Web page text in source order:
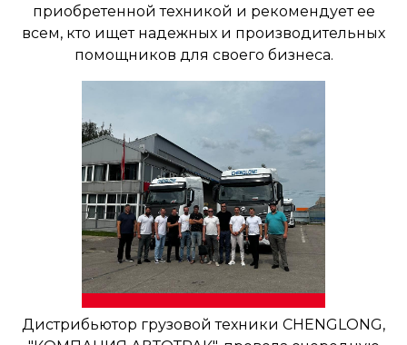
приобретенной техникой и рекомендует ее
всем, кто ищет надежных и производительных
помощников для своего бизнеса.
Дистрибьютор грузовой техники CHENGLONG,